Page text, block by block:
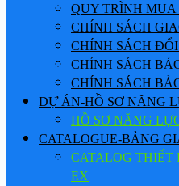
QUY TRÌNH MUA
CHÍNH SÁCH
CHÍNH SÁCH
CHÍNH SÁCH
CHÍNH SÁCH
DỰ ÁN-HỒ SƠ NĂNG
HỒ SƠ NĂNG
CATALOGUE-BẢNG
CATALOG THIẾT
EX